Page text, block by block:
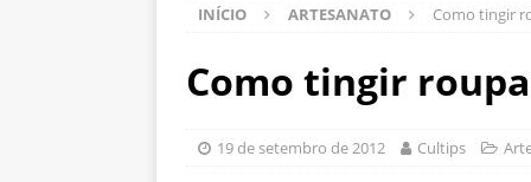
INÍCIO ARTESANATO Como tingir
Como tingir
19 de setembro de 2012 Cultips